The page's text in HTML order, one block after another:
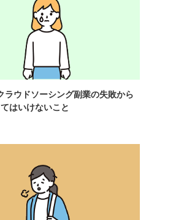
ラウドソーシング副業の失敗から
はいけないこと